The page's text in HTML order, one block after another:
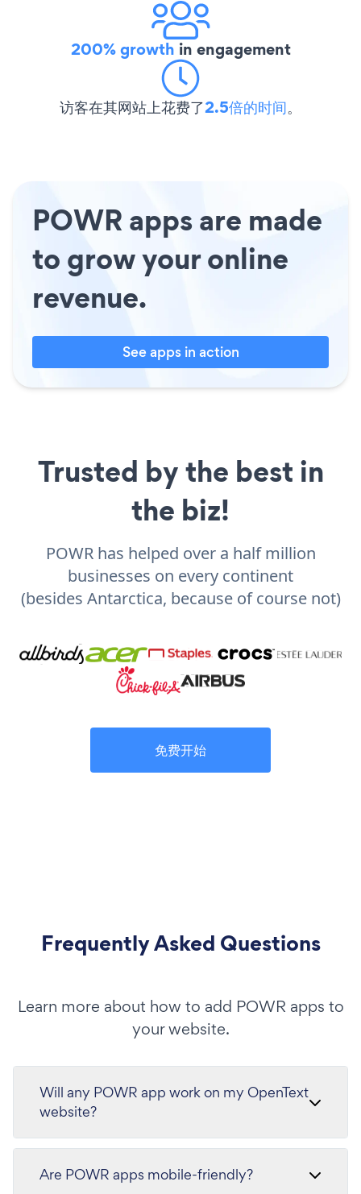
200% growth in engagement
访客在其网站上花费了2.5倍的时间。
POWR apps are made
to grow your online
revenue.
See apps in action
Trusted by the best in
the biz!
POWR has helped over a half million
businesses on every continent
(besides Antarctica, because of course not)
免费开始
Frequently Asked Questions
Learn more about how to add POWR apps to
your website.
Will any POWR app work on my OpenText
website?
Are POWR apps mobile-friendly?